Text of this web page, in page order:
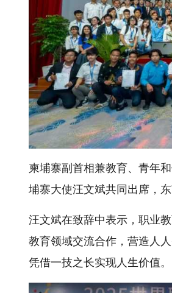
柬埔寨副首相兼教育、青年
埔寨大使汪文斌共同出席，
汪文斌在致辞中表示，职业
教育领域交流合作，营造人
凭借一技之长实现人生价值。